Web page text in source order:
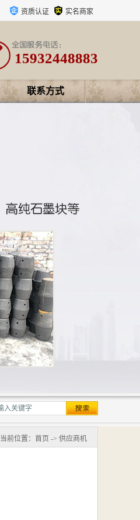
资质认证 实名商家
15932448883
联系方式
当前位置： 首页 -> 供应商机